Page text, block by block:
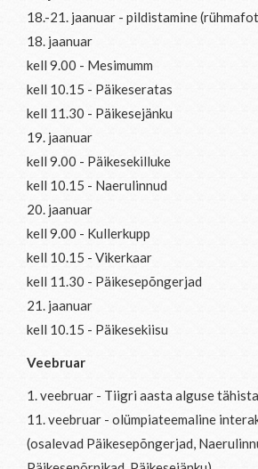
18.-21. jaanuar - pildistamine
18. jaanuar
kell 9.00 - Mesimumm
kell 10.15 - Päikeseratas
kell 11.30 - Päikesejänku
19. jaanuar
kell 9.00 - Päikesekilluke
kell 10.15 - Naerulinnud
20. jaanuar
kell 9.00 - Kullerkupp
kell 10.15 - Vikerkaar
kell 11.30 - Päikesepõngerjad
21. jaanuar
kell 10.15 - Päikesekiisu
Veebruar
1. veebruar - Tiigri aasta alguse
11. veebruar - olümpiateemaline
(osalevad Päikesepõngerjad,